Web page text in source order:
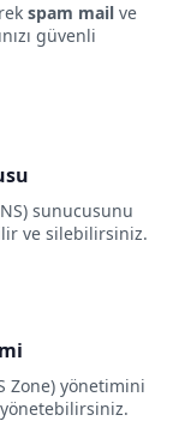
spam mailve
güvenli
sunucusunu
ve silebilirsiniz.
Zone) yönetimini